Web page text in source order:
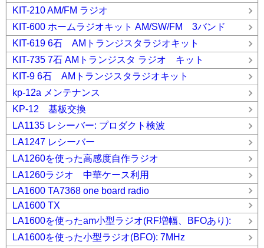
KIT-210 AM/FM ラジオ
KIT-600 ホームラジオキット AM/SW/FM 3バンド
KIT-619 6石 AMトランジスタラジオキット
KIT-735 7石 AMトランジスタ ラジオ キット
KIT-9 6石 AMトランジスタラジオキット
kp-12a メンテナンス
KP-12 基板交換
LA1135 レシーバー: プロダクト検波
LA1247 レシーバー
LA1260を使った高感度自作ラジオ
LA1260ラジオ 中華ケース利用
LA1600 TA7368 one board radio
LA1600 TX
LA1600を使ったam小型ラジオ(RF増幅、BFOあり):
LA1600を使った小型ラジオ(BFO): 7MHz